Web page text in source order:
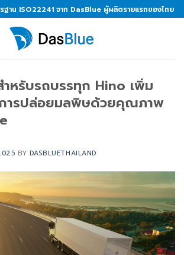
าน ISO22241 จาก DasBlue ผู้ผลิตรายแรกของไทย
หรับรถบรรทุก Hino เพิ่ม
ารปล่อยมลพิษด้วยคุณภาพ
BYDASBLUETHAILAND